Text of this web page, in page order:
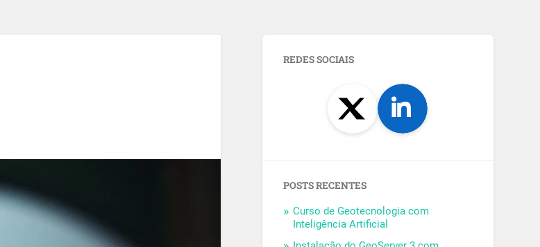
REDES SOCIAIS
POSTS RECENTES
Curso de Geotecnologia com
Inteligência Artificial